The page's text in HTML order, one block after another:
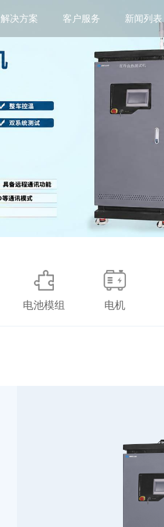
解决方案 客户服务 新闻列表
电池模组 电机